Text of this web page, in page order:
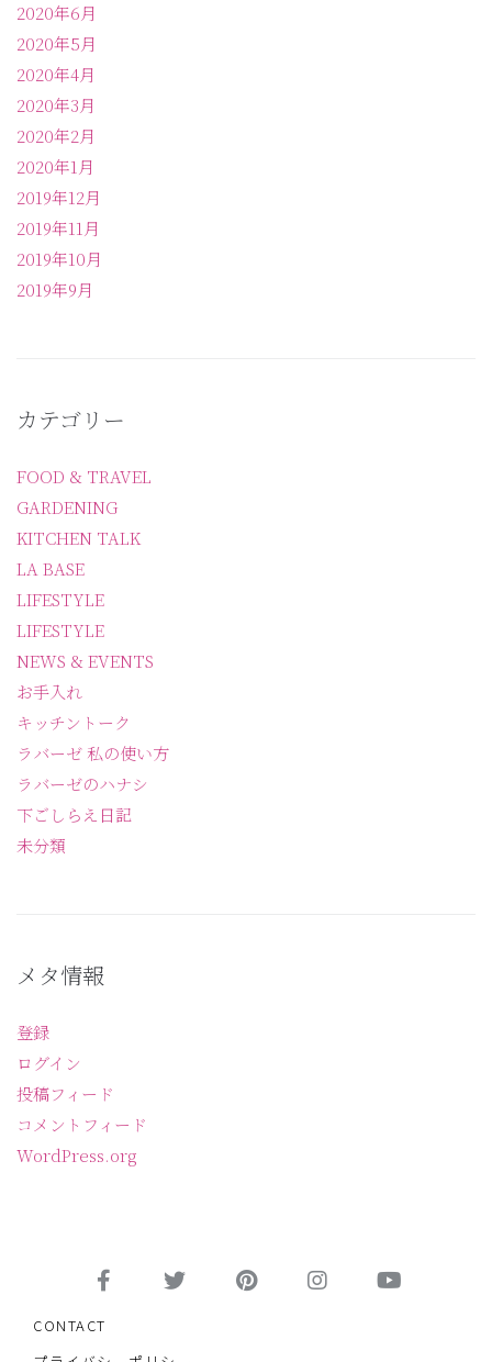
2020年6月
2020年5月
2020年4月
2020年3月
2020年2月
2020年1月
2019年12月
2019年11月
2019年10月
2019年9月
カテゴリー
FOOD & TRAVEL
GARDENING
KITCHEN TALK
LA BASE
LIFESTYLE
LIFESTYLE
NEWS & EVENTS
お手入れ
キッチントーク
ラバーゼ 私の使い方
ラバーゼのハナシ
下ごしらえ日記
未分類
メタ情報
登録
ログイン
投稿フィード
コメントフィード
WordPress.org
CONTACT